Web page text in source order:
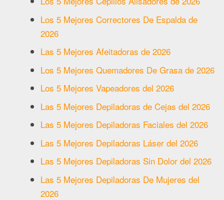
Los 5 Mejores Correctores De Espalda de
2026
Las 5 Mejores Afeitadoras de 2026
Los 5 Mejores Quemadores De Grasa de 2026
Los 5 Mejores Vapeadores del 2026
Las 5 Mejores Depiladoras de Cejas del 2026
Las 5 Mejores Depiladoras Faciales del 2026
Las 5 Mejores Depiladoras Láser del 2026
Las 5 Mejores Depiladoras Sin Dolor del 2026
Las 5 Mejores Depiladoras De Mujeres del
2026